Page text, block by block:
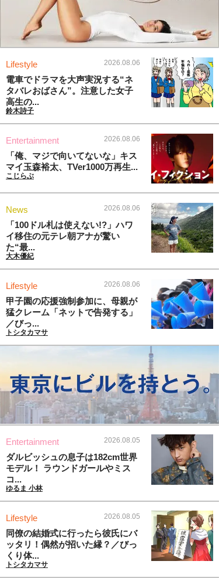
Lifestyle 2026.08.06
電車でドラマを大声実況する“ネ
タバレおばさん”。注意した女子
高生の...
鈴木詩子
Entertainment 2026.08.06
「俺、マジで向いてないな」キス
マイ玉森裕太、TVer1000万再生...
こじらぶ
News 2026.08.06
「100ドル札は使えない!?」ハワ
イ移住の元テレ朝アナが驚い
た“最...
大木優紀
Lifestyle 2026.08.06
甲子園の応援強制参加に、母親が
猛クレーム「ネットで告発する」
／びっ...
トシタカマサ
Entertainment 2026.08.05
ダルビッシュの息子は182cm世界
モデル！ ラウンドガールやミス
コ...
ゆるま 小林
Lifestyle 2026.08.05
同僚の結婚式に行ったら彼氏にバ
ッタリ！偶然が招いた縁？／びっ
くり体...
トシタカマサ